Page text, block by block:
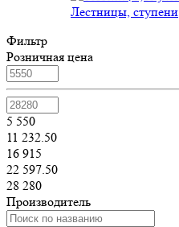
Лестницы, ступени
Фильтр
Розничная цена
5 550
11 232.50
16 915
22 597.50
28 280
Производитель